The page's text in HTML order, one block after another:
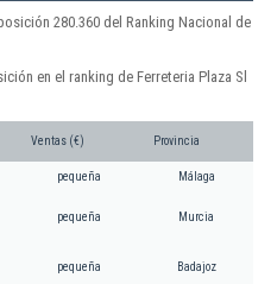
280.360 del Ranking Nacional de
en el ranking de Ferreteria Plaza Sl
Ventas (€) Provincia
pequeña Málaga
pequeña Murcia
pequeña Badajoz